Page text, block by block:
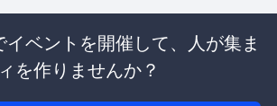
ベントを開催して、人が集ま
を作りませんか？